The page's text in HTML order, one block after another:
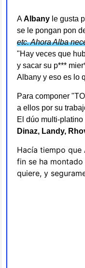
AAlbany le gusta
se le pongan pon
etc. Ahora Alba
"Hay veces que
y sacar su p***
Albany y eso es lo
Para componer
a ellos por su
El dúo multi-
Dinaz, Landy,
Hacía tiempo que
fin se ha
quiere, y